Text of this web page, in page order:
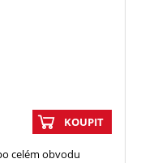
KOUPIT
celém obvodu